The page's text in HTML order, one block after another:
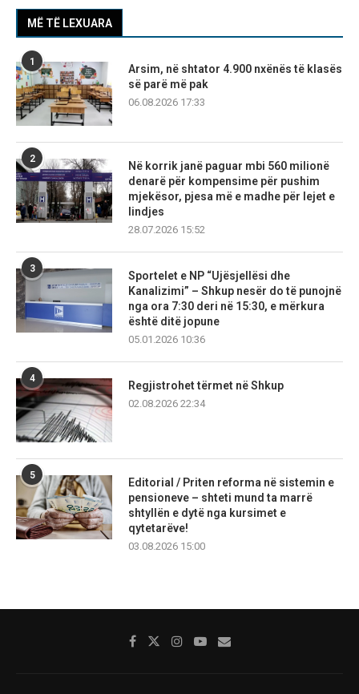
MË TË LEXUARA
1
Arsim, në shtator 4.900 nxënës të klasës
së parë më pak
06.08.2026 17:33
2
Në korrik janë paguar mbi 560 milionë
denarë për kompensime për pushim
mjekësor, pjesa më e madhe për lejet e
lindjes
28.07.2026 15:52
3
Sportelet e NP “Ujësjellësi dhe
Kanalizimi” – Shkup nesër do të punojnë
nga ora 7:30 deri në 15:30, e mërkura
është ditë jopune
05.01.2026 10:36
4
Regjistrohet tërmet në Shkup
02.08.2026 22:34
5
Editorial / Priten reforma në sistemin e
pensioneve – shteti mund ta marrë
shtyllën e dytë nga kursimet e
qytetarëve!
03.08.2026 15:00